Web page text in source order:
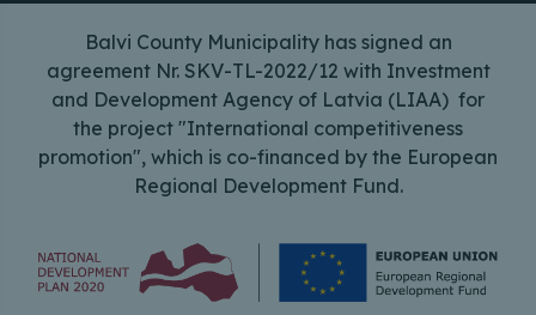
Balvi County Municipality has signed an
agreement Nr. SKV-TL-2022/12 with Investment
and Development Agency of Latvia (LIAA) for
the project "International competitiveness
promotion", which is co-financed by the European
Regional Development Fund.